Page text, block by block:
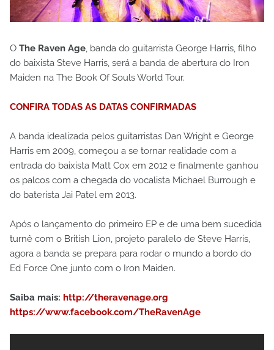
O The Raven Age, banda do guitarrista George Harris, filho
do baixista Steve Harris, será a banda de abertura do Iron
Maiden na The Book Of Souls World Tour.
CONFIRA TODAS AS DATAS CONFIRMADAS
A banda idealizada pelos guitarristas Dan Wright e George
Harris em 2009, começou a se tornar realidade com a
entrada do baixista Matt Cox em 2012 e finalmente ganhou
os palcos com a chegada do vocalista Michael Burrough e
do baterista Jai Patel em 2013.
Após o lançamento do primeiro EP e de uma bem sucedida
turnê com o British Lion, projeto paralelo de Steve Harris,
agora a banda se prepara para rodar o mundo a bordo do
Ed Force One junto com o Iron Maiden.
Saiba mais: http://theravenage.org
https://www.facebook.com/TheRavenAge